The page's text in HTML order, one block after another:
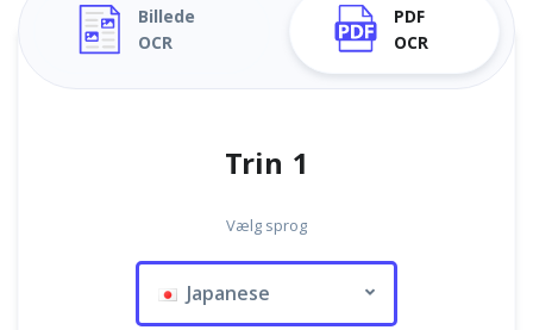
Billede
OCR
PDF
OCR
Trin 1
Vælg sprog
Japanese